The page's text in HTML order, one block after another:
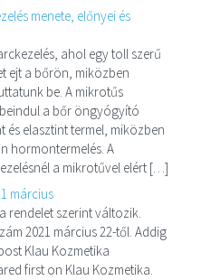
menete, előnyei és
ahol egy toll szerű
ejt a bőrön, miközben
be. A mikrotűs
a bőr öngyógyító
elasztint termel, miközben
hormontermelés. A
a mikrotűvel elért […]
március
rendelet szerint változik.
2021 március 22-től. Addig
Klau Kozmetika
first on Klau Kozmetika.